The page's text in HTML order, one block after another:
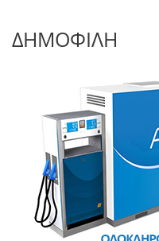
ΔΗΜΟΦΙΛΗ